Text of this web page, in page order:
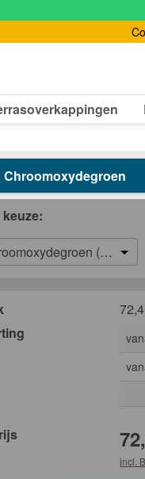
Chroomoxydegroen
keuze:
(RAL
incl.